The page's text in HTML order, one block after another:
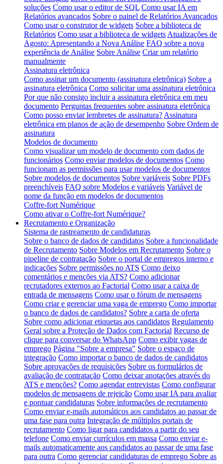
soluções Como usar o editor de SQL Como usar IA em
Relatórios avançados Sobre o painel de Relatórios Avançados
Como usar o construtor de widgets Sobre a biblioteca de
Relatórios Como usar a biblioteca de widgets Atualizações de
Agosto: Apresentando a Nova Análise FAQ sobre a nova
experiência de Análise Sobre Análise Criar um relatório
manualmente
Assinatura eletrônica
Como assinar um documento (assinatura eletrônica) Sobre a
assinatura eletrônica Como solicitar uma assinatura eletrônica
Por que não consigo incluir a assinatura eletrônica em meu
documento Perguntas frequentes sobre assinatura eletrônica
Como posso enviar lembretes de assinatura? Assinatura
eletrônica em planos de ação de desempenho Sobre Ordem de
assinatura
Modelos de documento
Como visualizar um modelo de documento com dados de
funcionários Como enviar modelos de documentos Como
funcionam as permissões para usar modelos de documentos
Sobre modelos de documentos Sobre variáveis Sobre PDFs
preenchíveis FAQ sobre Modelos e variáveis Variável de
nome da função em modelos de documentos
Coffre-fort Numérique
Como ativar o Coffre-fort Numérique?
Recrutamento e Organização
Sistema de rastreamento de candidaturas
Sobre o banco de dados de candidatos Sobre a funcionalidade
de Recrutamento Sobre Modelos em Recrutamento Sobre o
pipeline de contratação Sobre o portal de empregos interno e
indicações Sobre permissões no ATS Como deixo
comentários e menções via ATS? Como adicionar
recrutadores externos ao Factorial Como usar a caixa de
entrada de mensagens Como usar o fórum de mensagens
Como criar e gerenciar uma vaga de emprego Como importar
o banco de dados de candidatos? Sobre a carta de oferta
Sobre como adicionar etiquetas aos candidatos Regulamento
Geral sobre a Proteção de Dados com Factorial Recurso de
clique para conversar do WhatsApp Como exibir vagas de
emprego Página "Sobre a empresa" Sobre o espaço de
integração Como importar o banco de dados de candidatos
Sobre aprovações de requisições Sobre os formulários de
avaliação de contratação Como deixar anotações através do
ATS e menções? Como agendar entrevistas Como configurar
modelos de mensagens de rejeição Como usar IA para avaliar
e pontuar candidaturas Sobre informações de recrutamento
Como enviar e-mails automáticos aos candidatos ao passar de
uma fase para outra Integração de múltiplos portais de
recrutamento Como ligar para candidatos a partir do seu
telefone Como enviar currículos em massa Como enviar e-
mails automaticamente aos candidatos ao passar de uma fase
para outra Como gerenciar candidaturas de emprego Sobre as